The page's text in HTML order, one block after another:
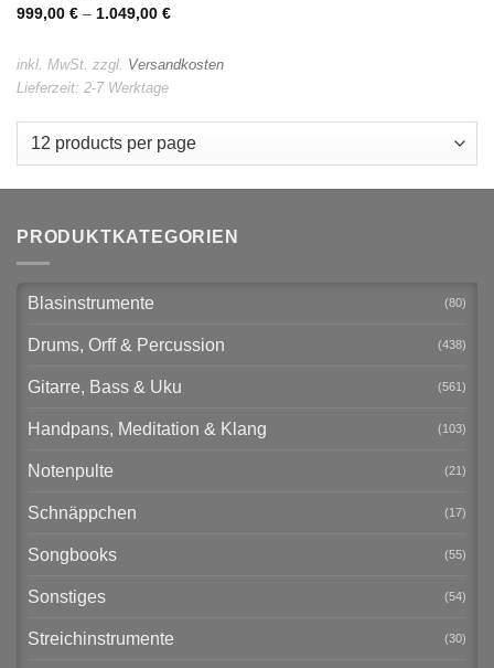
999,00 €– 1.049,00 €
inkl. MwSt. zzgl. Versandkosten
Lieferzeit: 2-7 Werktage
PRODUKTKATEGORIEN
Blasinstrumente (80)
Drums, Orff & Percussion (438)
Gitarre, Bass & Uku (561)
Handpans, Meditation & Klang (103)
Notenpulte (21)
Schnäppchen (17)
Songbooks (55)
Sonstiges (54)
Streichinstrumente (30)